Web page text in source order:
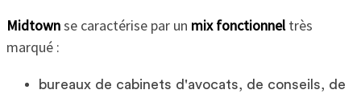
Midtownse caractérise par un mix fonctionneltrès
marqué :
bureaux de cabinets d'avocats, de conseils, de